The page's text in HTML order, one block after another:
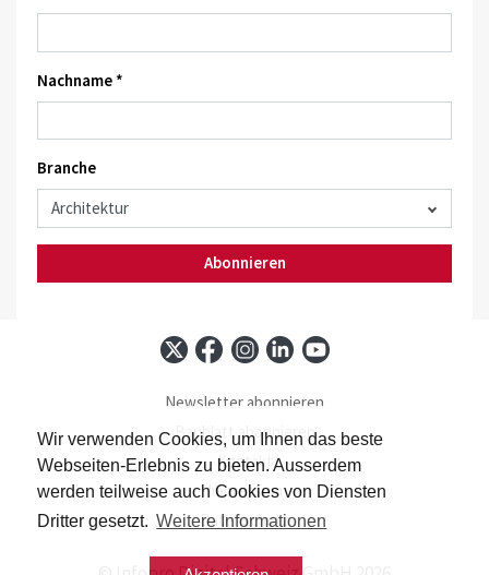
Wir verwenden Cookies, um Ihnen das beste
Webseiten-Erlebnis zu bieten. Ausserdem
werden teilweise auch Cookies von Diensten
Dritter gesetzt. Weitere Informationen
Nachname *
Branche
Abonnieren
Newsletter abonnieren
Baublatt abonnieren
Kontakt
Impressum
Datenschutz